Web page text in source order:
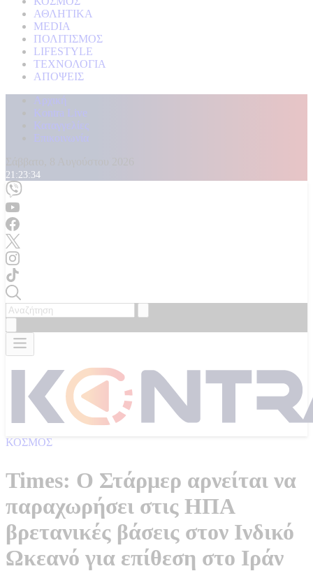
ΑΘΛΗΤΙΚΑ
MEDIA
ΠΟΛΙΤΙΣΜΟΣ
LIFESTYLE
ΤΕΧΝΟΛΟΓΙΑ
ΑΠΟΨΕΙΣ
Αρχική
Kontra Live
Καταγγελίες
Επικοινωνία
21:23:37
ΚΟΣΜΟΣ
Times: Ο Στάρμερ αρνείται να
παραχωρήσει στις ΗΠΑ
βρετανικές βάσεις στον Ινδικό
Ωκεανό για επίθεση στο Ιράν